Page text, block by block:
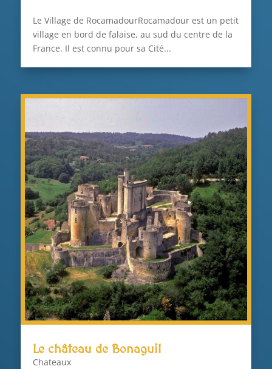
Le Village de RocamadourRocamadour est un petit
village en bord de falaise, au sud du centre de la
France. Il est connu pour sa Cité...
Le château de Bonaguil
Chateaux